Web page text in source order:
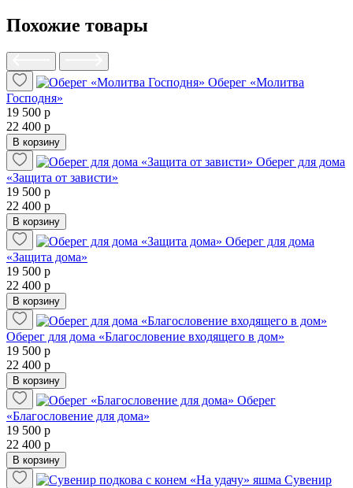
Похожие товары
Оберег «Молитва
Господня»
19 500 р
22 400 р
В корзину
Оберег для дома
«Защита от зависти»
19 500 р
22 400 р
В корзину
Оберег для дома
«Защита дома»
19 500 р
22 400 р
В корзину
Оберег для дома «Благословение входящего в дом»
19 500 р
22 400 р
В корзину
Оберег
«Благословение для дома»
19 500 р
22 400 р
В корзину
Сувенир